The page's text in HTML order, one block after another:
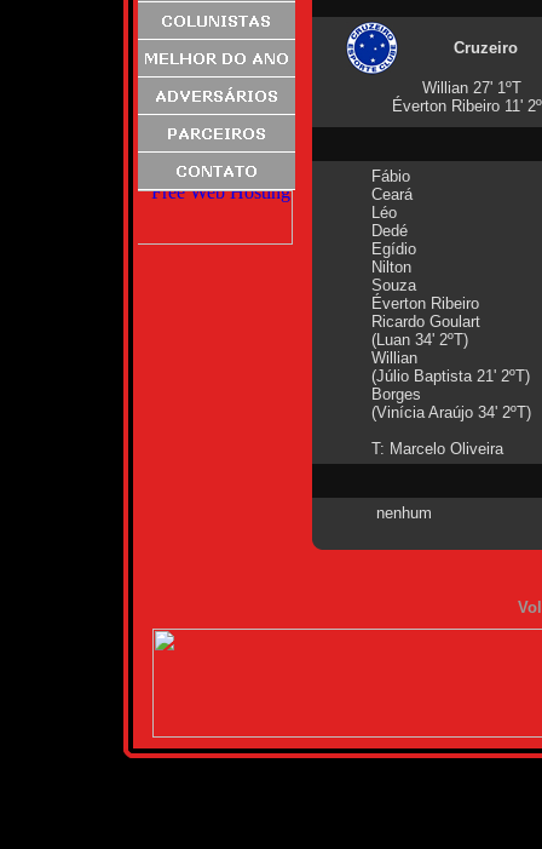
Cruzeiro
Willian 27' 1ºT
Éverton Ribeiro 11'
Fábio
Ceará
Léo
Dedé
Egídio
Nilton
Souza
Éverton Ribeiro
Ricardo Goulart
(Luan 34' 2ºT)
Willian
(Júlio Baptista 21' 2ºT)
Borges
(Vinícia Araújo 34' 2ºT)
T: Marcelo Oliveira
nenhum